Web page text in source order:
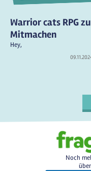
Warrior cats RPG
Mitmachen
Hey,
Noch